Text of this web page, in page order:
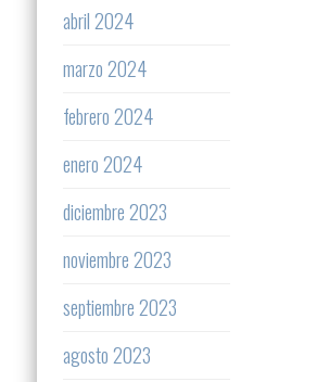
abril 2024
marzo 2024
febrero 2024
enero 2024
diciembre 2023
noviembre 2023
septiembre 2023
agosto 2023